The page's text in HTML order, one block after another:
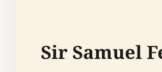
Sir Samuel